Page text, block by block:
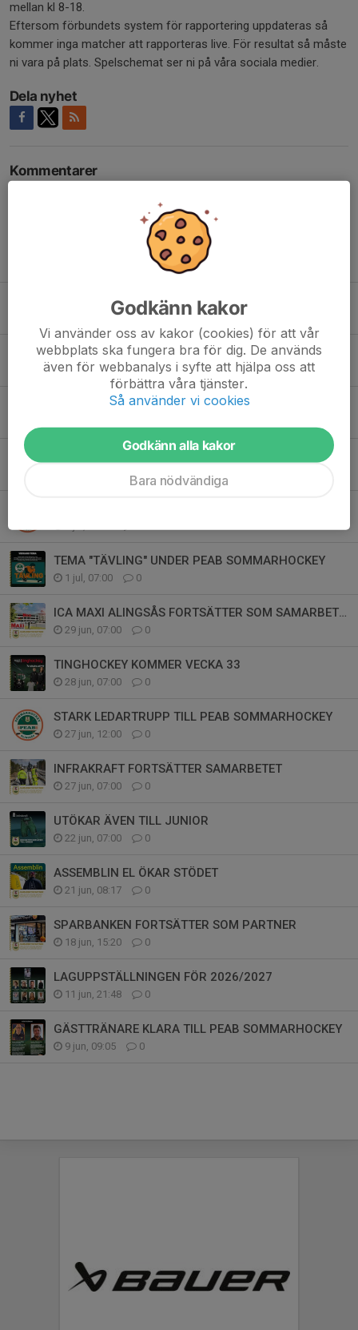
mellan kl 8-18.
Eftersom förbundets system för rapportering uppdateras så
kommer inga matcher att rapporteras live. För resultat så måste
ni vara på plats. Spelschemat ser ni på våra sociala medier.
Dela nyhet
Kommentarer
25 jul, 07:00 0
HEMKÖP FORTSÄTTER SOM PARTNER
23 jul, 11:30 0
0
TEMA "TÄVLING" UNDER PEAB SOMMARHOCKEY
1 jul, 07:00 0
ICA MAXI ALINGSÅS FORTSÄTTER SOM SAMARBETSPARTNER
29 jun, 07:00 0
TINGHOCKEY KOMMER VECKA 33
28 jun, 07:00 0
STARK LEDARTRUPP TILL PEAB SOMMARHOCKEY
27 jun, 12:00 0
INFRAKRAFT FORTSÄTTER SAMARBETET
27 jun, 07:00 0
UTÖKAR ÄVEN TILL JUNIOR
22 jun, 07:00 0
ASSEMBLIN EL ÖKAR STÖDET
21 jun, 08:17 0
SPARBANKEN FORTSÄTTER SOM PARTNER
18 jun, 15:20 0
LAGUPPSTÄLLNINGEN FÖR 2026/2027
11 jun, 21:48 0
GÄSTTRÄNARE KLARA TILL PEAB SOMMARHOCKEY
9 jun, 09:05 0
Godkänn kakor
Vi använder oss av kakor (cookies) för att vår
webbplats ska fungera bra för dig. De används
även för webbanalys i syfte att hjälpa oss att
förbättra våra tjänster.
Så använder vi cookies
Godkänn alla kakor
Bara nödvändiga